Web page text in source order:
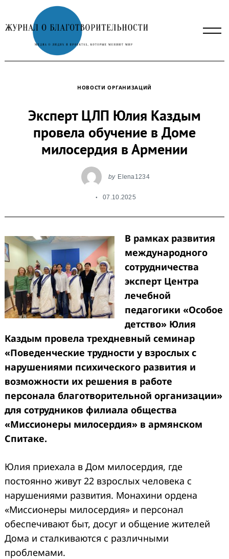
to
content
НОВОСТИ ОРГАНИЗАЦИЙ
Эксперт ЦЛП Юлия Каздым
провела обучение в Доме
милосердия в Армении
by Elena1234
07.10.2025
В рамках развития
международного
сотрудничества
эксперт Центра
лечебной
педагогики «Особое
детство» Юлия
Каздым провела трехдневный семинар
«Поведенческие трудности у взрослых с
нарушениями психического развития и
возможности их решения в работе
персонала благотворительной организации»
для сотрудников филиала общества
«Миссионеры милосердия» в армянском
Спитаке.
Юлия приехала в Дом милосердия, где
постоянно живут 22 взрослых человека с
нарушениями развития. Монахини ордена
«Миссионеры милосердия» и персонал
обеспечивают быт, досуг и общение жителей
Дома и сталкиваются с различными
проблемами.